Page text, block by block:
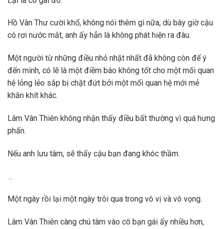
Hồ Vân Thư cười khổ, không nói thêm gì nữa, dù bây giờ cậu
có rơi nước mắt, anh ấy hẳn là không phát hiện ra đâu.
Một người từ những điều nhỏ nhặt nhất đã không còn để ý
đến mình, có lẽ là một điềm báo không tốt cho một mối quan
hệ lỏng lẻo sắp bị chặt đứt bởi một mối quan hệ mới mẻ
khăn khít khác.
Lâm Vân Thiên không nhận thấy điều bất thường vì quá hưng
phấn.
Nếu anh lưu tâm, sẽ thấy cậu bạn đang khóc thầm.
…
Một ngày rồi lại một ngày trôi qua trong vô vị và vô vọng.
Lâm Vân Thiên càng chú tâm vào cô bạn gái ấy nhiều hơn,